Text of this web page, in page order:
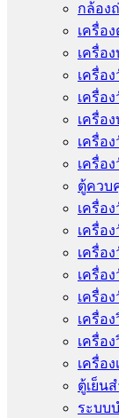
กล้อง
เครื่อ
เครื่อ
เครื่อ
เครื่อ
เครื่อ
เครื่อ
เครื่อ
ตู้คว
เครื่อ
เครื่อ
เครื่อ
เครื่อ
เครื่อ
เครื่อ
เครื่อ
เครื่อ
ตู้เย็น
ระบบ